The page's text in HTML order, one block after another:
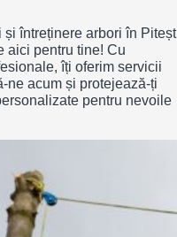
întreținere arbori în
aici pentru tine! Cu
îți oferim servicii
ne acum și protejează-ți
pentru nevoile